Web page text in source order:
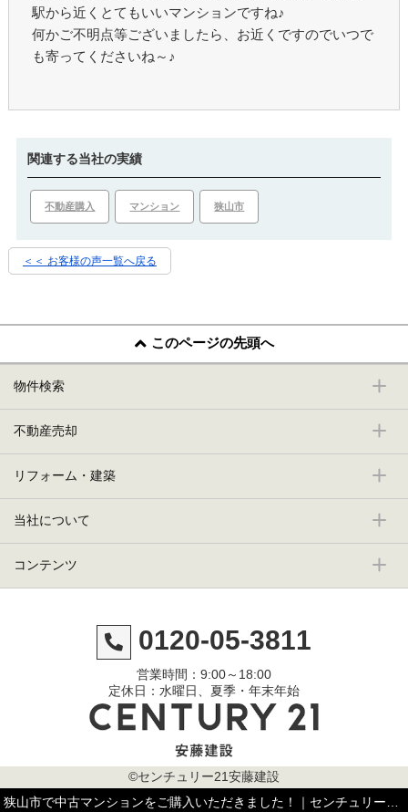
駅から近くとてもいいマンションですね♪
何かご不明点等ございましたら、お近くですのでいつで
も寄ってくださいね～♪
関連する当社の実績
不動産購入 マンション 狭山市
＜＜ お客様の声一覧へ戻る
このページの先頭へ
物件検索
不動産売却
リフォーム・建築
当社について
コンテンツ
0120-05-3811
営業時間：9:00～18:00
定休日：水曜日、夏季・年末年始
©センチュリー21安藤建設